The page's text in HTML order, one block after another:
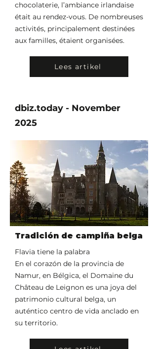
chocolaterie, l’ambiance irlandaise
était au rendez-vous. De nombreuses
activités, principalement destinées
aux familles, étaient organisées.
Lees artikel
dbiz.today - November
2025
Tradición de campiña belga
Flavia tiene la palabra
En el corazón de la provincia de
Namur, en Bélgica, el Domaine du
Château de Leignon es una joya del
patrimonio cultural belga, un
auténtico centro de vida anclado en
su territorio.